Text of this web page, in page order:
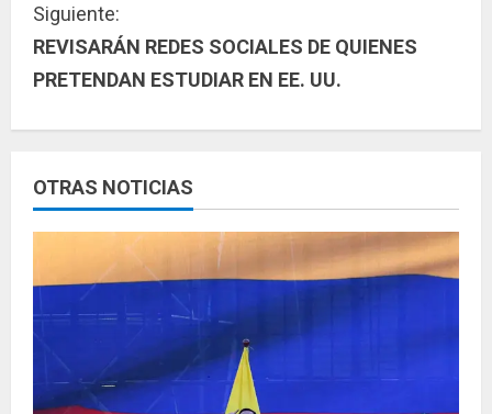
u
e
l
e
y
n
Siguiente:
REVISARÁN REDES SOCIALES DE QUIENES
PRETENDAN ESTUDIAR EN EE. UU.
OTRAS NOTICIAS